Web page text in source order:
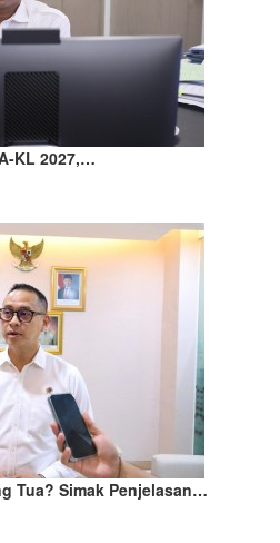
KL 2027,…
Tua? Simak Penjelasan…